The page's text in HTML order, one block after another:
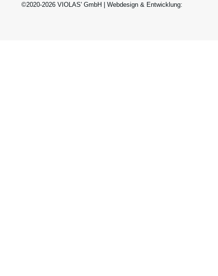
©2020-2026 VIOLAS' GmbH | Webdesign & Entwicklung: